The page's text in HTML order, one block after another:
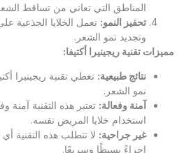
المناطق التي تعاني من تساقط
تحفيز النمو: تعمل الخلايا الجذعية
وتجديد نمو الشعر.
مميزات تقنية ريجينيرا أكتيفا:
نتائج طبيعية: تعطي تقنية ريجينيرا
نمو الشعر.
آمنة وفعالة: تعتبر هذه التقنية آمنة
استخدام خلايا المريض نفسه.
غير جراحية: لا تتطلب هذه التقنية
إجراءً بسيطًا وسريعًا.